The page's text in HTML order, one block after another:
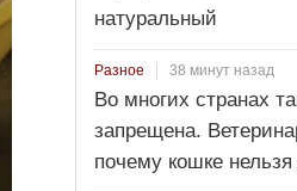
натуральный
Разное 38 минут назад
Во многих странах
запрещена.
почему кошке нельзя